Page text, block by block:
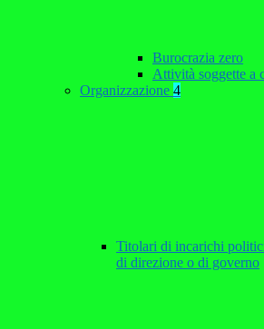
Burocrazia zero
Attività soggette a
Organizzazione 4
Titolari di incarichi
di direzione o di governo